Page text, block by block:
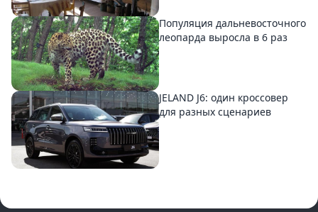
Популяция дальневосточного
леопарда выросла в 6 раз
JELAND J6: один кроссовер
для разных сценариев